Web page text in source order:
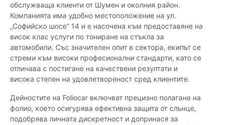
обслужваща клиенти от Шумен и околния район.
Компанията има удобно местоположение на ул.
„Софийско шосе“ 14 и е насочена към предоставяне на
висок клас услуги по тониране на стъкла за
автомобили. Със значителен опит в сектора, екипът се
стреми към високи професионални стандарти, като се
отличава с постигане на качествени резултати и
висока степен на удовлетвореност сред клиентите.
Дейностите на Foliocar включват прецизно полагане на
фолио, което осигурява ефективна защита от слънце,
подобрява личната дискретност и допринася за